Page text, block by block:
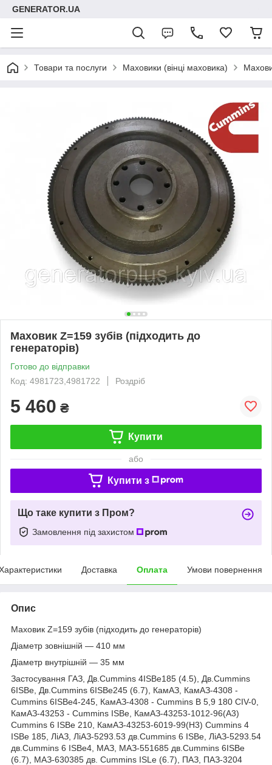
GENERATOR.UA
Товари та послуги Маховики (вінці маховика)
Маховик Z=159 зубів (підходить до
генераторів)
Готово до відправки
Код: 4981723,4981722
Роздріб
5 460 ₴
Купити
або
Купити з
Що таке купити з Пром?
Замовлення під захистом
Доставка Оплата Умови повернення
Опис
Маховик Z=159 зубів (підходить до генераторів)
Діаметр зовнішній — 410 мм
Діаметр внутрішній — 35 мм
Застосування ГАЗ, Дв.Сummins 4ISBe185 (4.5), Дв.Сummins
6ISBe, Дв.Сummins 6ISBe245 (6.7), КамАЗ, КамАЗ-4308 -
Cummins 6ISBe4-245, КамАЗ-4308 - Cummins В 5,9 180 CIV-0,
КамАЗ-43253 - Cummins ISBe, КамАЗ-43253-1012-96(А3)
Cummins 6 ISBe 210, КамАЗ-43253-6019-99(H3) Cummins 4
ISBe 185, ЛіАЗ, ЛіАЗ-5293.53 дв.Cummins 6 ISBe, ЛіАЗ-5293.54
дв.Cummins 6 ISBe4, МАЗ, МАЗ-551685 дв.Cummins 6ISBe
(6.7), МАЗ-630385 дв. Cummins ISLe (6.7), ПАЗ, ПАЗ-3204